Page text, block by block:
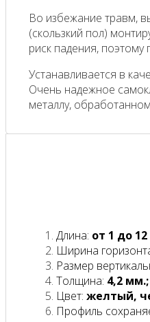
Во избежание травм,
(скользкий пол)
риск падения,
Устанавливается в
Очень надежное
металлу,
Длина: от 1 до
Ширина
Размер
Толщина: 4,2 мм.;
Цвет:желтый,
Профиль